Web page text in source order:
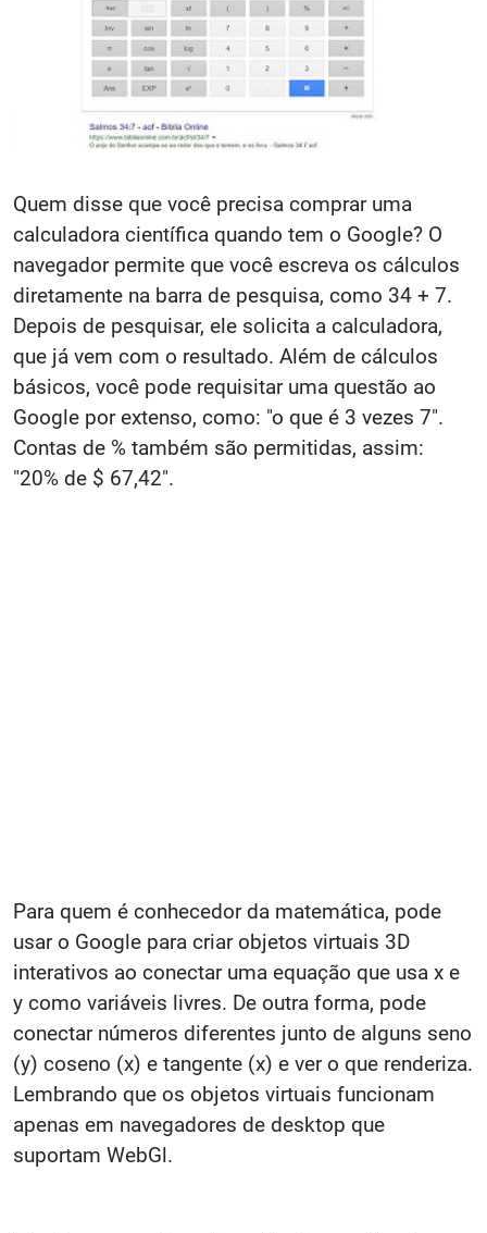
Quem disse que você precisa comprar uma
calculadora científica quando tem o Google? O
navegador permite que você escreva os cálculos
diretamente na barra de pesquisa, como 34 + 7.
Depois de pesquisar, ele solicita a calculadora,
que já vem com o resultado. Além de cálculos
básicos, você pode requisitar uma questão ao
Google por extenso, como: "o que é 3 vezes 7".
Contas de % também são permitidas, assim:
"20% de $ 67,42".
Para quem é conhecedor da matemática, pode
usar o Google para criar objetos virtuais 3D
interativos ao conectar uma equação que usa x e
y como variáveis livres. De outra forma, pode
conectar números diferentes junto de alguns seno
(y) coseno (x) e tangente (x) e ver o que renderiza.
Lembrando que os objetos virtuais funcionam
apenas em navegadores de desktop que
suportam WebGl.